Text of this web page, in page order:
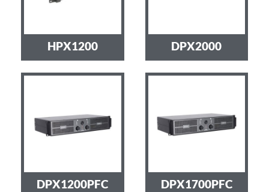
HPX1200 DPX2000
DPX1200PFC DPX1700PFC